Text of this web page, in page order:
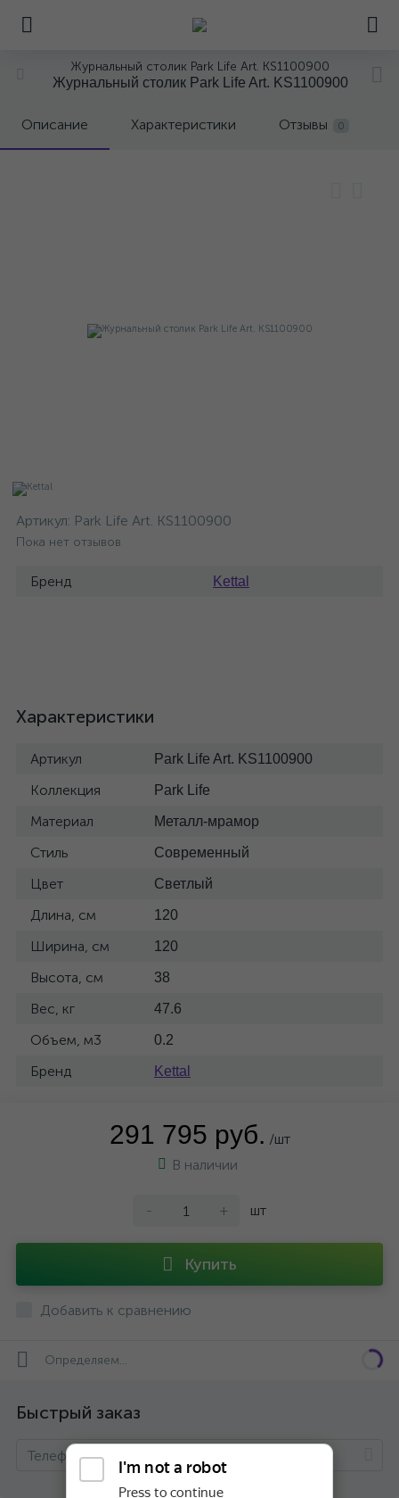
Журнальный столик Park Life Art. KS1100900
Журнальный столик Park Life Art. KS1100900
Описание Характеристики Отзывы 0
Артикул: Park Life Art. KS1100900
Пока нет отзывов
Бренд Kettal
Характеристики
Артикул Park Life Art. KS1100900
Коллекция Park Life
Материал Металл-мрамор
Стиль Современный
Цвет Светлый
Длина, см 120
Ширина, см 120
Высота, см 38
Вес, кг 47.6
Объем, м3 0.2
Бренд Kettal
291 795 руб. /шт
В наличии
- + шт
Купить
Добавить к сравнению
Определяем...
Быстрый заказ